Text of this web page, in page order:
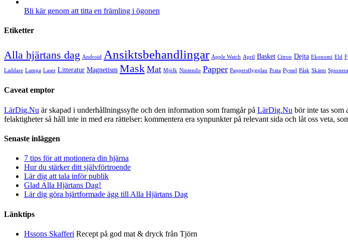
Bli kär genom att titta en främling i ögonen
Etiketter
Alla hjärtans dag Android Ansiktsbehandlingar Apple Watch April Basket Citron Dejta Ekonomi Eld
Laddare Lampa Laser Litteratur Magnetism Mask Mat Mjölk Nintendo Papper Pappersflygplan Prata Pyssel Påsk Skämt Spionera
Caveat emptor
LärDig.Nu är skapad i underhållningssyfte och den information som framgår på LärDig.Nu bör inte tas som
felaktigheter så håll inte in med era rättelser: kommentera era synpunkter på relevant sida och låt oss veta,
Senaste inläggen
7 tips för att motionera din hjärna
Hur du stärker ditt självförtroende
Lär dig att tala inför publik
Glad Alla Hjärtans Dag!
Lär dig göra hjärtformade ägg till Alla Hjärtans Dag
Länktips
Hssons Skafferi Recept på god mat & dryck från Tjörn